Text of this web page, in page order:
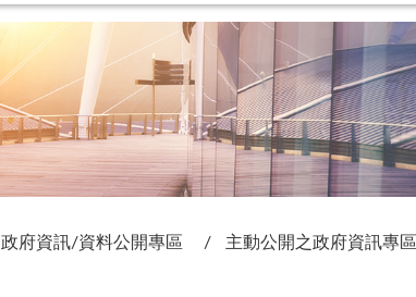
政府資訊/資料公開專區 主動公開之政府資訊專區